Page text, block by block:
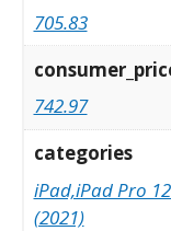
705.83
742.97
categories
iPad,iPad Pro
(2021)